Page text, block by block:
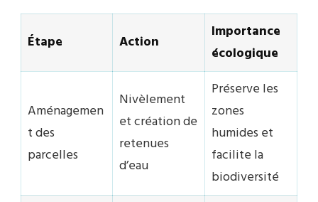
Étape Action
Importance
écologique
Aménagemen
t des
parcelles
Nivèlement
et création de
retenues
d’eau
Préserve les
zones
humides et
facilite la
biodiversité